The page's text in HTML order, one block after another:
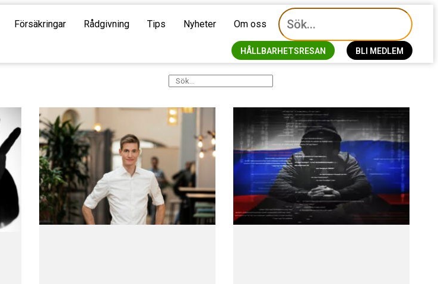
Försäkringar Rådgivning Tips Nyheter Om oss
HÅLLBARHETSRESAN BLI MEDLEM